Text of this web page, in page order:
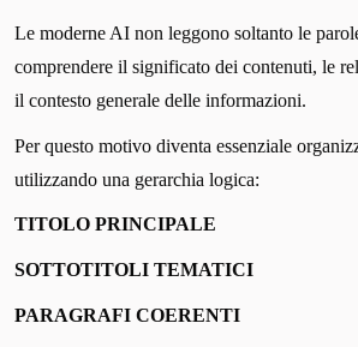
Le moderne AI non leggono soltanto le
comprendere il significato dei contenuti, le
il contesto generale delle informazioni.
Per questo motivo diventa essenziale
utilizzando una gerarchia logica:
TITOLO PRINCIPALE
SOTTOTITOLI TEMATICI
PARAGRAFI COERENTI